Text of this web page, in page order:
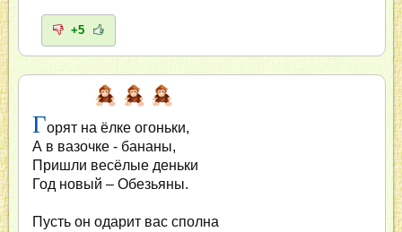
+5
Горят на ёлке огоньки,
А в вазочке - бананы,
Пришли весёлые деньки
Год новый – Обезьяны.
Пусть он одарит вас сполна